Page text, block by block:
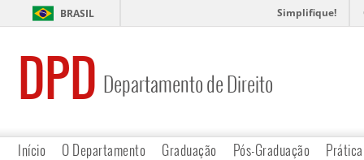
BRASIL Simplifique!
DPD Departamento de Direito
Início O Departamento Graduação Pós-Graduação